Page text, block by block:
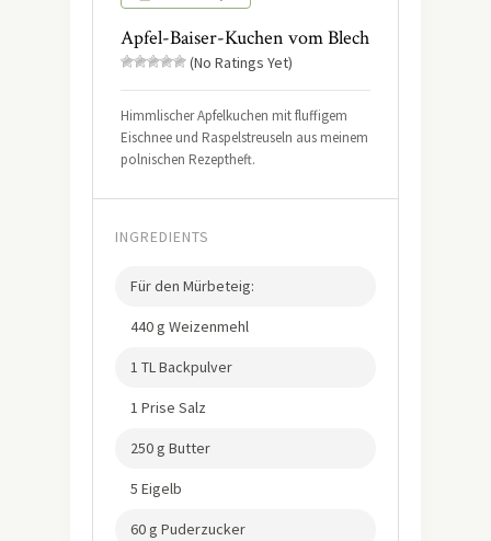
Apfel-Baiser-Kuchen vom Blech
(No Ratings Yet)
Himmlischer Apfelkuchen mit fluffigem
Eischnee und Raspelstreuseln aus meinem
polnischen Rezeptheft.
INGREDIENTS
Für den Mürbeteig:
440 g Weizenmehl
1 TL Backpulver
1 Prise Salz
250 g Butter
5 Eigelb
60 g Puderzucker